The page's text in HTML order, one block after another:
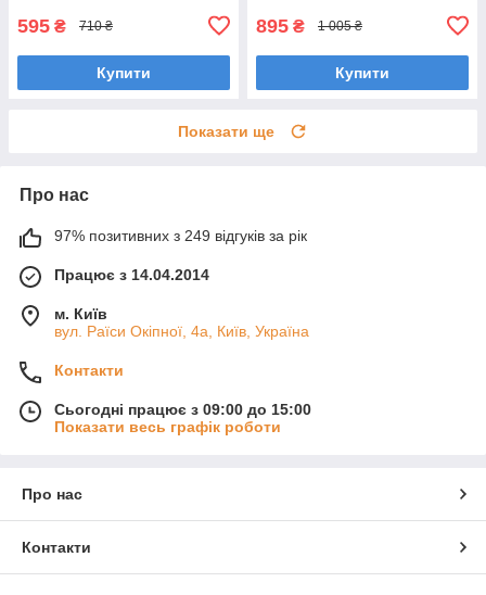
595 ₴ 710 ₴
Купити
895 ₴ 1 005 ₴
Купити
Показати ще
Про нас
97% позитивних з 249 відгуків за рік
Працює з 14.04.2014
м. Київ
вул. Раїси Окіпної, 4а, Київ, Україна
Контакти
Сьогодні працює з 09:00 до 15:00
Показати весь графік роботи
Про нас
Контакти